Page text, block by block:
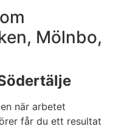
Mölnbo,
när arbetet
får du ett resultat